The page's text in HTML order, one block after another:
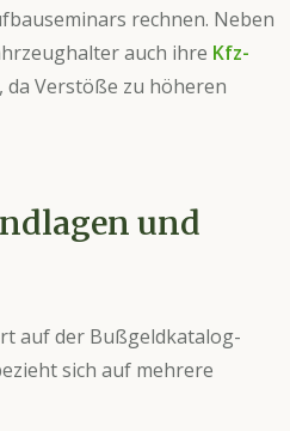
rechnen. Neben
auch ihre Kfz-
Verstöße zu höheren
und
auf der Bußgeldkatalog-
sich auf mehrere